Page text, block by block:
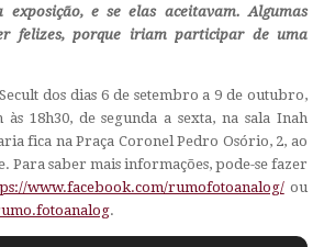
e se elas aceitavam. Algumas
felizes, porque iriam participar de uma
dos dias 6 de setembro a 9 de outubro,
às 18h30, de segunda a sexta, na sala Inah
fica na Praça Coronel Pedro Osório, 2, ao
Para saber mais informações, pode-se fazer
www.facebook.com/rumofotoanalog/ou
.